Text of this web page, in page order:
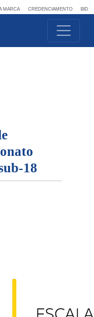
MARCA CREDENCIAMENTO BID
18